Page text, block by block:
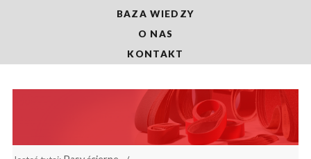
BAZA WIEDZY
O NAS
KONTAKT